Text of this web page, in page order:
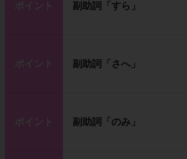
ポイント 副助詞「すら」
ポイント 副助詞「さへ」
ポイント 副助詞「のみ」